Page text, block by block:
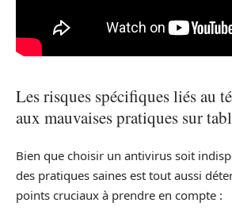
Les risques spécifiques liés au
aux mauvaises pratiques sur
Bien que choisir un antivirus soit
des pratiques saines est tout aussi
points cruciaux à prendre en compte :